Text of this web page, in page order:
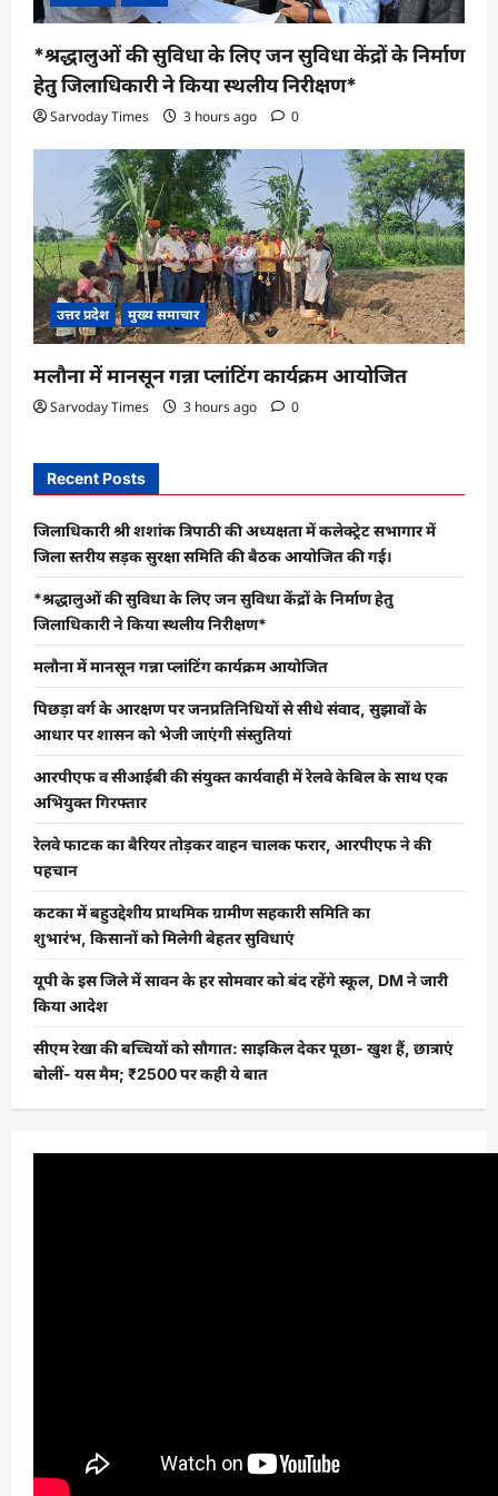
*श्रद्धालुओं की सुविधा के लिए जन सुविधा केंद्रों के निर्माण
हेतु जिलाधिकारी ने किया स्थलीय निरीक्षण*
Sarvoday Times 3 hours ago 0
उत्तर प्रदेश मुख्य समाचार
मलौना में मानसून गन्ना प्लांटिंग कार्यक्रम आयोजित
Sarvoday Times 3 hours ago 0
Recent Posts
जिलाधिकारी श्री शशांक त्रिपाठी की अध्यक्षता में कलेक्ट्रेट सभागार में
जिला स्तरीय सड़क सुरक्षा समिति की बैठक आयोजित की गई।
*श्रद्धालुओं की सुविधा के लिए जन सुविधा केंद्रों के निर्माण हेतु
जिलाधिकारी ने किया स्थलीय निरीक्षण*
मलौना में मानसून गन्ना प्लांटिंग कार्यक्रम आयोजित
पिछड़ा वर्ग के आरक्षण पर जनप्रतिनिधियों से सीधे संवाद, सुझावों के
आधार पर शासन को भेजी जाएंगी संस्तुतियां
आरपीएफ व सीआईबी की संयुक्त कार्यवाही में रेलवे केबिल के साथ एक
अभियुक्त गिरफ्तार
रेलवे फाटक का बैरियर तोड़कर वाहन चालक फरार, आरपीएफ ने की
पहचान
कटका में बहुउद्देशीय प्राथमिक ग्रामीण सहकारी समिति का
शुभारंभ, किसानों को मिलेगी बेहतर सुविधाएं
यूपी के इस जिले में सावन के हर सोमवार को बंद रहेंगे स्कूल, DM ने जारी
किया आदेश
सीएम रेखा की बच्चियों को सौगात: साइकिल देकर पूछा- खुश हैं, छात्राएं
बोलीं- यस मैम; ₹2500 पर कही ये बात